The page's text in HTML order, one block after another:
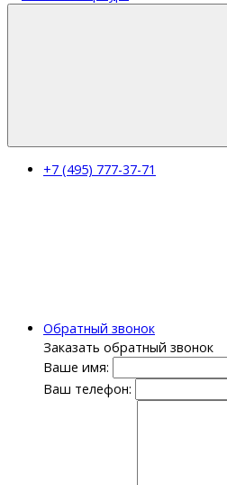
+7 (495) 777-37-71
Обратный звонок
Заказать обратный звонок
Ваше имя:
Ваш телефон: